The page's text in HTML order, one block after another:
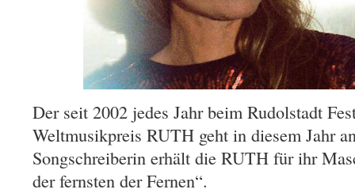
Der seit 2002 jedes Jahr beim Rudolstadt
Weltmusikpreis RUTH geht in diesem Jahr
Songschreiberin erhält die RUTH für ihr
der fernsten der Fernen“.